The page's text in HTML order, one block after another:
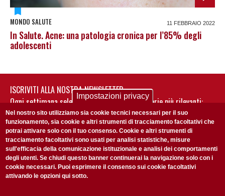
MONDO SALUTE 11 FEBBRAIO 2022
In Salute. Acne: una patologia cronica per l’85% degli
adolescenti
ISCRIVITI ALLA NOSTRA NEWSLETTER
Ogni settimana selezioniamo per te nostre storie più rilevanti:
non perderti gli aggiornamenti della nostra newsletter
Accetto laPrivacy Policy
Impostazioni privacy
Nel nostro sito utilizziamo sia cookie tecnici necessari per il suo
funzionamento, sia cookie e altri strumenti di tracciamento facoltativi che
potrai attivare solo con il tuo consenso. Cookie e altri strumenti di
tracciamento facoltativi sono usati per analisi statistiche, misure
sull'efficacia della comunicazione istituzionale e analisi dei comportamenti
degli utenti. Se chiudi questo banner continuerai la navigazione solo con i
cookie necessari. Puoi esprimere il consenso sui cookie facoltativi
attivando le opzioni qui sotto.